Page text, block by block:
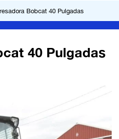
Bobcat 40 Pulgadas
40 Pulgadas